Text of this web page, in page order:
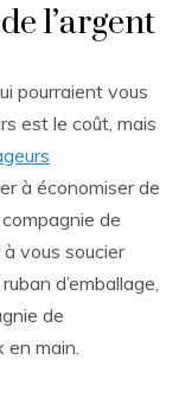
l’argent
pourraient vous
est le coût, mais
à économiser de
de
vous soucier
d’emballage,
de
main.